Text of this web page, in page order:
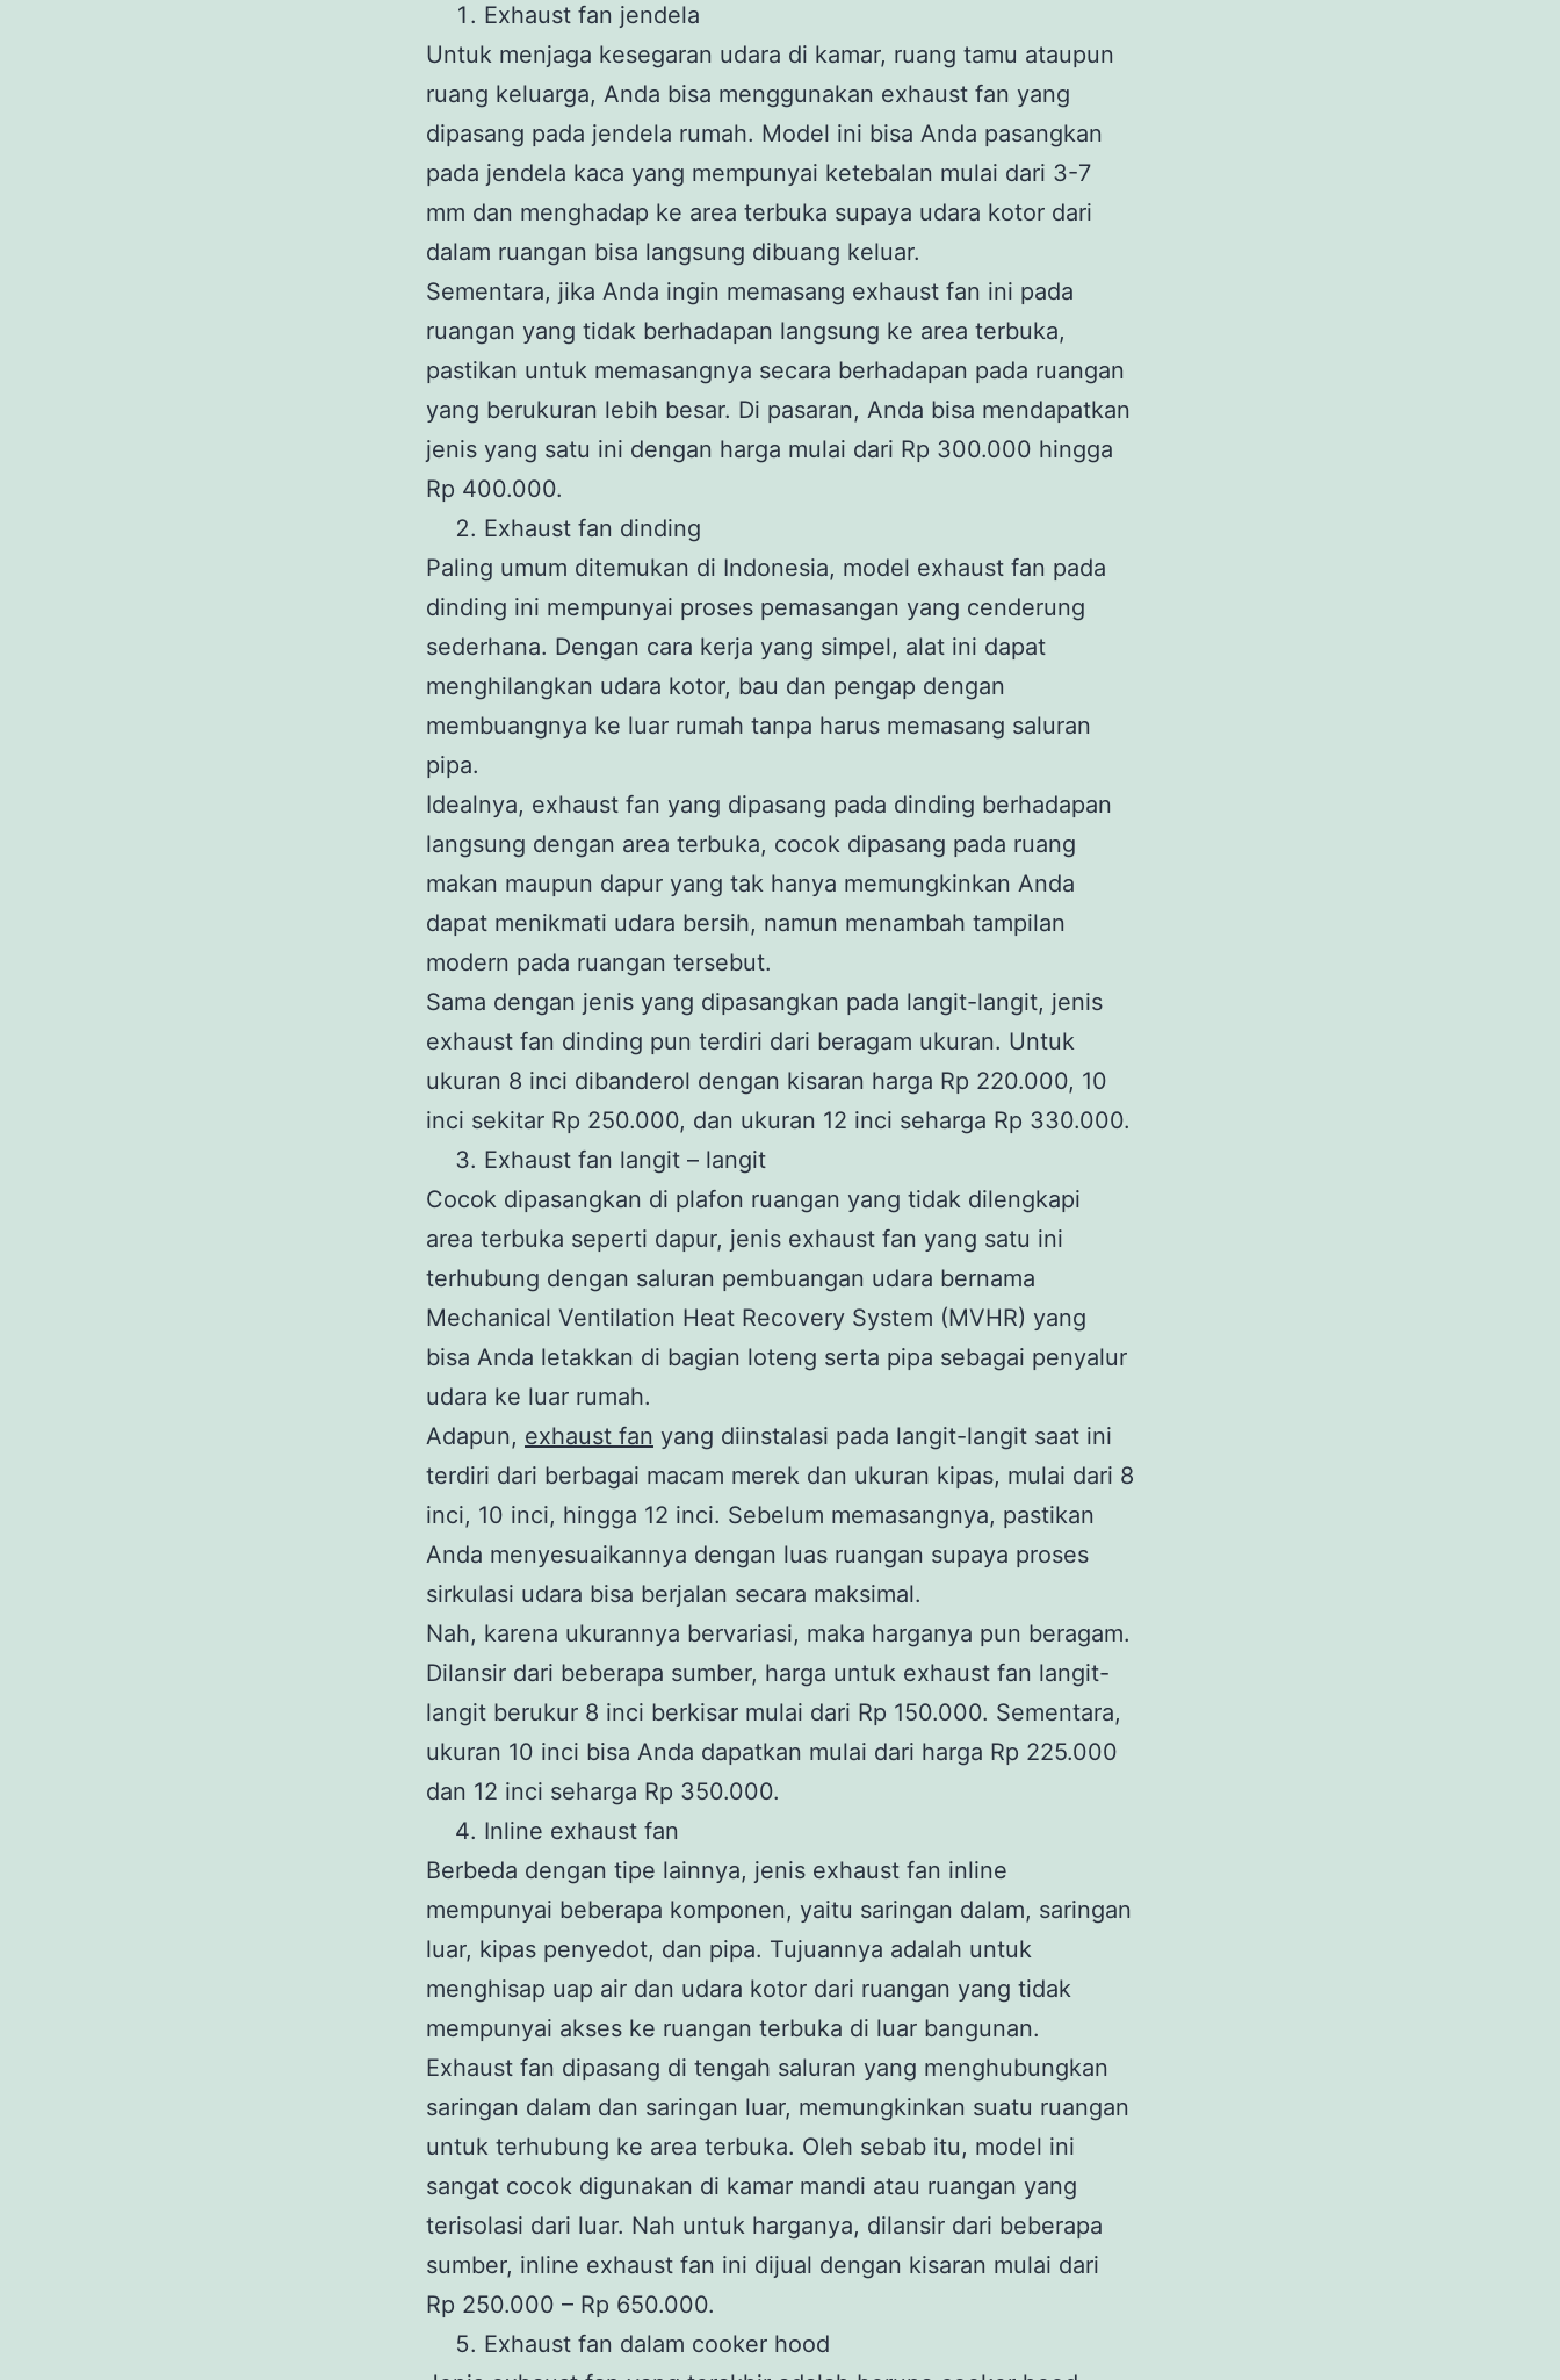
Exhaust fan jendela
Untuk menjaga kesegaran udara di kamar, ruang tamu ataupun
ruang keluarga, Anda bisa menggunakan exhaust fan yang
dipasang pada jendela rumah. Model ini bisa Anda pasangkan
pada jendela kaca yang mempunyai ketebalan mulai dari 3-7
mm dan menghadap ke area terbuka supaya udara kotor dari
dalam ruangan bisa langsung dibuang keluar.
Sementara, jika Anda ingin memasang exhaust fan ini pada
ruangan yang tidak berhadapan langsung ke area terbuka,
pastikan untuk memasangnya secara berhadapan pada ruangan
yang berukuran lebih besar. Di pasaran, Anda bisa mendapatkan
jenis yang satu ini dengan harga mulai dari Rp 300.000 hingga
Rp 400.000.
Exhaust fan dinding
Paling umum ditemukan di Indonesia, model exhaust fan pada
dinding ini mempunyai proses pemasangan yang cenderung
sederhana. Dengan cara kerja yang simpel, alat ini dapat
menghilangkan udara kotor, bau dan pengap dengan
membuangnya ke luar rumah tanpa harus memasang saluran
pipa.
Idealnya, exhaust fan yang dipasang pada dinding berhadapan
langsung dengan area terbuka, cocok dipasang pada ruang
makan maupun dapur yang tak hanya memungkinkan Anda
dapat menikmati udara bersih, namun menambah tampilan
modern pada ruangan tersebut.
Sama dengan jenis yang dipasangkan pada langit-langit, jenis
exhaust fan dinding pun terdiri dari beragam ukuran. Untuk
ukuran 8 inci dibanderol dengan kisaran harga Rp 220.000, 10
inci sekitar Rp 250.000, dan ukuran 12 inci seharga Rp 330.000.
Exhaust fan langit – langit
Cocok dipasangkan di plafon ruangan yang tidak dilengkapi
area terbuka seperti dapur, jenis exhaust fan yang satu ini
terhubung dengan saluran pembuangan udara bernama
Mechanical Ventilation Heat Recovery System (MVHR) yang
bisa Anda letakkan di bagian loteng serta pipa sebagai penyalur
udara ke luar rumah.
Adapun, exhaust fan yang diinstalasi pada langit-langit saat ini
terdiri dari berbagai macam merek dan ukuran kipas, mulai dari 8
inci, 10 inci, hingga 12 inci. Sebelum memasangnya, pastikan
Anda menyesuaikannya dengan luas ruangan supaya proses
sirkulasi udara bisa berjalan secara maksimal.
Nah, karena ukurannya bervariasi, maka harganya pun beragam.
Dilansir dari beberapa sumber, harga untuk exhaust fan langit-
langit berukur 8 inci berkisar mulai dari Rp 150.000. Sementara,
ukuran 10 inci bisa Anda dapatkan mulai dari harga Rp 225.000
dan 12 inci seharga Rp 350.000.
Inline exhaust fan
Berbeda dengan tipe lainnya, jenis exhaust fan inline
mempunyai beberapa komponen, yaitu saringan dalam, saringan
luar, kipas penyedot, dan pipa. Tujuannya adalah untuk
menghisap uap air dan udara kotor dari ruangan yang tidak
mempunyai akses ke ruangan terbuka di luar bangunan.
Exhaust fan dipasang di tengah saluran yang menghubungkan
saringan dalam dan saringan luar, memungkinkan suatu ruangan
untuk terhubung ke area terbuka. Oleh sebab itu, model ini
sangat cocok digunakan di kamar mandi atau ruangan yang
terisolasi dari luar. Nah untuk harganya, dilansir dari beberapa
sumber, inline exhaust fan ini dijual dengan kisaran mulai dari
Rp 250.000 – Rp 650.000.
Exhaust fan dalam cooker hood